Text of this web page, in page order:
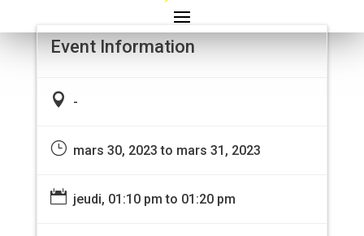
Event Information
 -
}mars 30, 2023 to mars 31, 2023
 jeudi, 01:10 pm to 01:20 pm